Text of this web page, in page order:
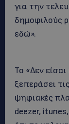
για την
δημοφιλούς
εδώ».
Το «Δεν
ξεπεράσει
ψηφιακές
deezer,